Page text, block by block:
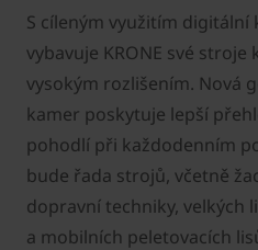
S cíleným využitím
vybavuje KRONE své
vysokým rozlišením. Nová
kamer poskytuje lepší
pohodlí při každodenním
bude řada strojů, včetně
dopravní techniky, velkých
a mobilních peletovacích